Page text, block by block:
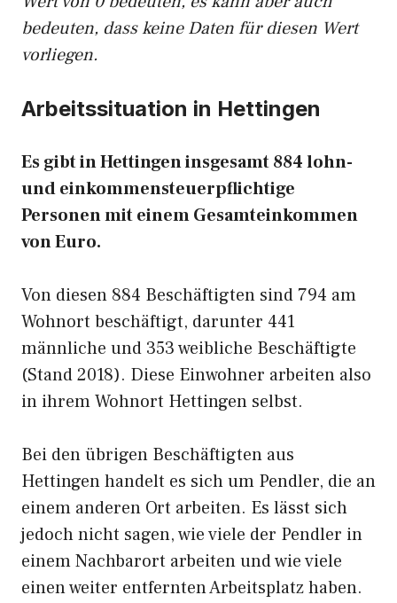
bedeuten, dass keine Daten für diesen Wert
vorliegen.
Arbeitssituation in Hettingen
Es gibt in Hettingen insgesamt 884 lohn-
und einkommensteuerpflichtige
Personen mit einem Gesamteinkommen
von Euro.
Von diesen 884 Beschäftigten sind 794 am
Wohnort beschäftigt, darunter 441
männliche und 353 weibliche Beschäftigte
(Stand 2018). Diese Einwohner arbeiten also
in ihrem Wohnort Hettingen selbst.
Bei den übrigen Beschäftigten aus
Hettingen handelt es sich um Pendler, die an
einem anderen Ort arbeiten. Es lässt sich
jedoch nicht sagen, wie viele der Pendler in
einem Nachbarort arbeiten und wie viele
einen weiter entfernten Arbeitsplatz haben.